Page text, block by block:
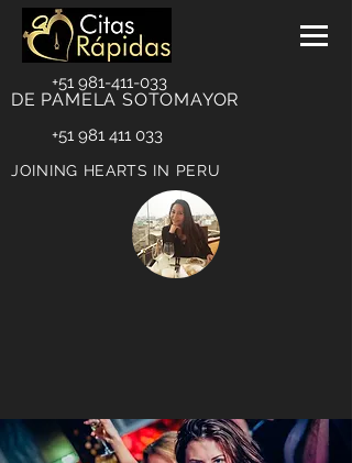
+51 981-411-033
DE PAMELA SOTOMAYOR
+51 981 411 033
JOINING HEARTS IN PERU